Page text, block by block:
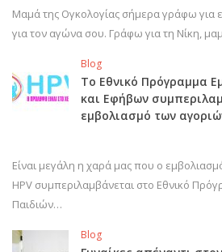
Μαμά της Ογκολογίας σήμερα γράφω για
για τον αγώνα σου. Γράφω για τη Νίκη,
Blog
Το Εθνικό Πρόγραμμα
και Εφήβων
εμβολιασμό των
Είναι μεγάλη η χαρά μας που ο
HPV συμπεριλαμβάνεται στο Εθνικό
Παιδιών…
Blog